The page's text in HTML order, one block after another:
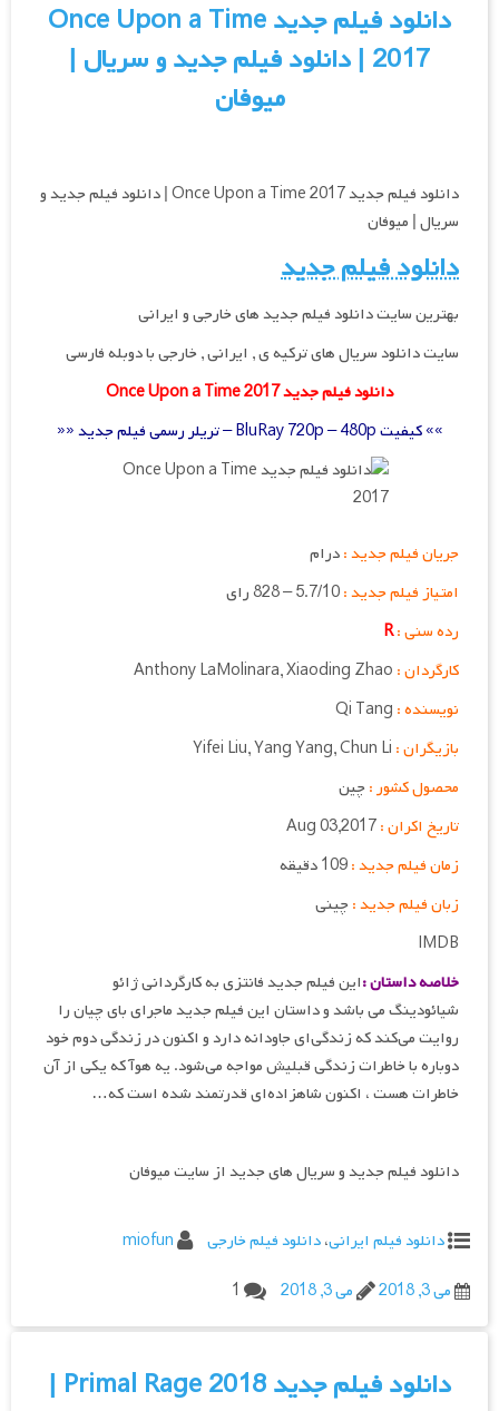
دانلود فیلم جدید Once Upon a Time
2017 | دانلود فیلم جدید و سریال |
میوفان
دانلود فیلم جدید Once Upon a Time 2017 | دانلود فیلم جدید و
سریال | میوفان
دانلود فیلم جدید
بهترین سایت دانلود فیلم جدید های خارجی و ایرانی
سایت دانلود سریال های ترکیه ی , ایرانی , خارجی با دوبله فارسی
دانلود فیلم جدید Once Upon a Time 2017
»» کیفیت BluRay 720p – 480p – تریلر رسمی فیلم جدید ««
جریان فیلم جدید :درام
امتیاز فیلم جدید :
رده سنی :R
کارگردان :
نویسنده : Qi Tang
بازیگران :
محصول کشور : چین
تاریخ اکران :
زمان فیلم جدید :
زبان فیلم جدید : چینی
IMDB
خلاصه داستان :این فیلم جدید فانتزی به کارگردانی ژائو
شیائودینگ می باشد و داستان این فیلم جدید ماجرای بای چیان را
روایت می‌کند که زندگی‌ای جاودانه دارد و اکنون در زندگی دوم خود
دوباره با خاطرات زندگی قبلیش مواجه می‌شود. یه هوآ که یکی از آن
خاطرات هست ، اکنون شاهزاده‌ای قدرتمند شده است که…
دانلود فیلم جدید و سریال های جدید از سایت میوفان
دانلود فیلم ایرانی،دانلود فیلم خارجی
miofun
می 3, 2018
می 3, 2018 1
دانلود فیلم جدید Primal Rage 2018 |